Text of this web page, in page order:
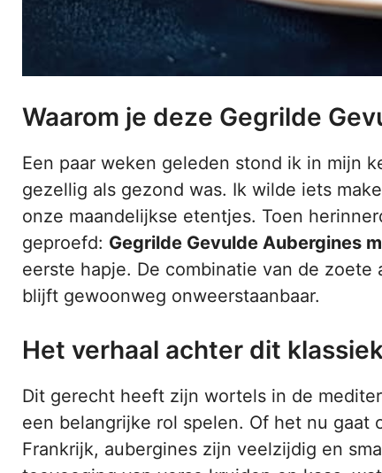
Waarom je deze Gegrilde
Een paar weken geleden stond ik in mijn
gezellig als gezond was. Ik wilde iets
onze maandelijkse etentjes. Toen
geproefd: Gegrilde Gevulde Aubergines
eerste hapje. De combinatie van de
blijft gewoonweg onweerstaanbaar.
Het verhaal achter dit
Dit gerecht heeft zijn wortels in de
een belangrijke rol spelen. Of het nu gaat
Frankrijk, aubergines zijn veelzijdig en